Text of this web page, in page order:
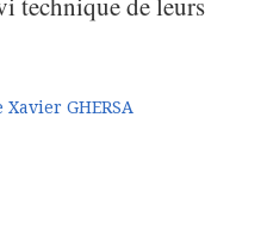
GHERSA